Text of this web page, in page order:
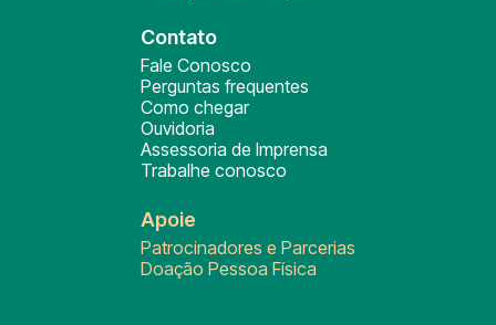
Contato
Fale Conosco
Perguntas frequentes
Como chegar
Ouvidoria
Assessoria de Imprensa
Trabalhe conosco
Apoie
Patrocinadores e Parcerias
Doação Pessoa Física